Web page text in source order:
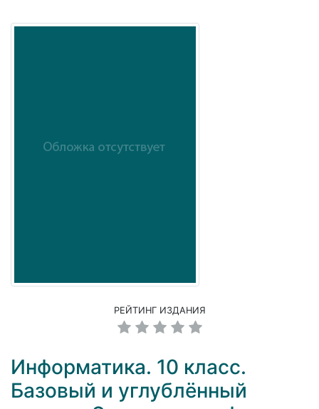
РЕЙТИНГ ИЗДАНИЯ
Информатика. 10 класс.
Базовый и углублённый